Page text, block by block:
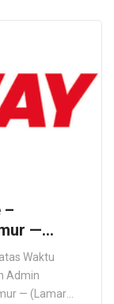
–
—
— PT
Waktu
Admin
— (Lamar